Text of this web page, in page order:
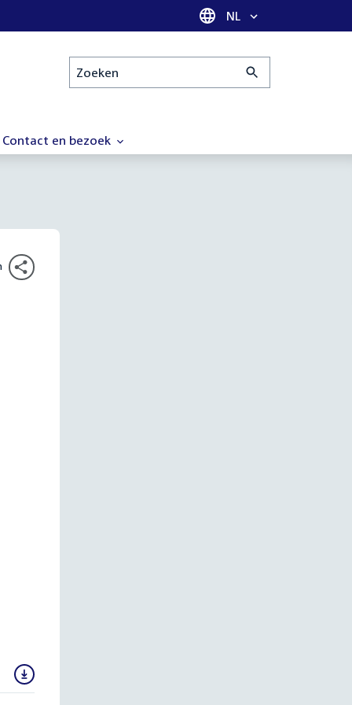
Taal selectie
NL
Zoeken
Contact en bezoek